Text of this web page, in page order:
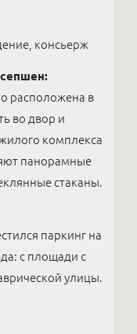
консьерж
расположена в
во двор и
комплекса
панорамные
стаканы.
паркинг на
с площади с
улицы.